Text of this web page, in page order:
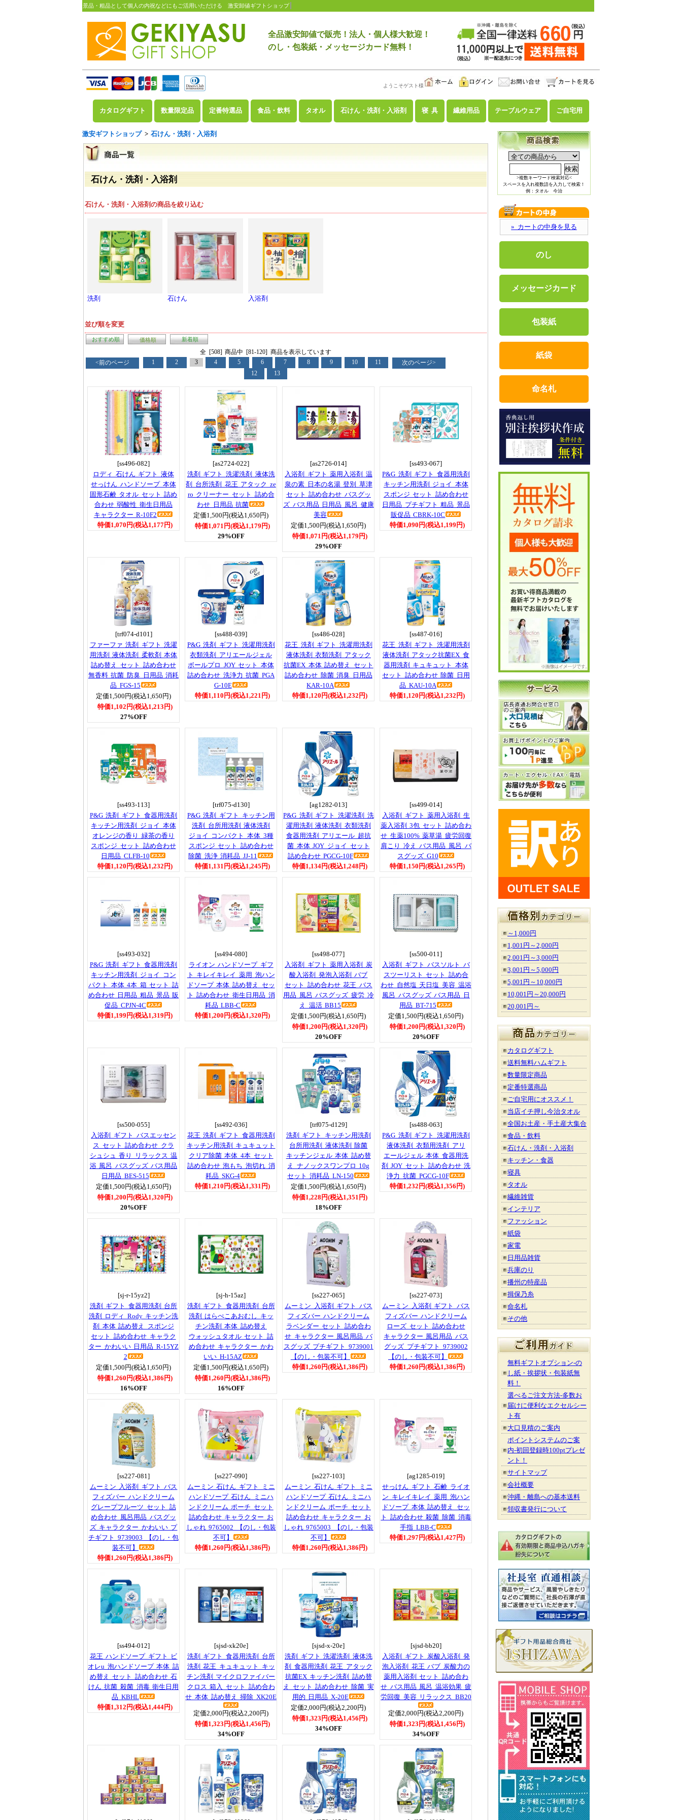
景品・粗品として個人の内祝などにもご活用いただける 激安卸値ギフトショップ
全品激安卸値で販売！法人・個人様大歓迎！
のし・包装紙・メッセージカード無料！
ようこそゲスト様
カタログギフト 数量限定品 定番特選品 食品・飲料 タオル 石けん・洗剤・入浴剤 寝 具 繊維用品 テーブルウェア ご自宅用
激安ギフトショップ>石けん・洗剤・入浴剤
石けん・洗剤・入浴剤
石けん・洗剤・入浴剤の商品を絞り込む
洗剤 石けん 入浴剤
並び順を変更
おすすめ順 価格順 新着順
<前のページ
全 [508] 商品中 [81-120] 商品を表示しています
1
2 3 4 5 6 7 8 9 10
11
12
13
次のページ>
[ss496-082]
ロディ 石けん ギフト 液体
せっけん ハンドソープ 本体
固形石鹸 タオル セット 詰め
合わせ 弱酸性 衛生日用品
キャラクター R-10F2
特価1,070円(税込1,177円)
[as2724-022]
洗剤 ギフト 洗濯洗剤 液体洗
剤 台所洗剤 花王 アタック ze
ro クリーナー セット 詰め合
わせ 日用品 抗菌
定価1,500円(税込1,650円)
特価1,071円(税込1,179円)
29%OFF
[as2726-014]
入浴剤 ギフト 薬用入浴剤 温
泉の素 日本の名湯 登別 草津
セット 詰め合わせ バスグッ
ズ バス用品 日用品 風呂 健康
美容
定価1,500円(税込1,650円)
特価1,071円(税込1,179円)
29%OFF
[ss493-067]
P&G 洗剤 ギフト 食器用洗剤
キッチン用洗剤 ジョイ 本体
スポンジ セット 詰め合わせ
日用品 プチギフト 粗品 景品
販促品 CBRK-10C
特価1,090円(税込1,199円)
[trf074-d101]
ファーファ 洗剤 ギフト 洗濯
用洗剤 液体洗剤 柔軟剤 本体
詰め替え セット 詰め合わせ
無香料 抗菌 防臭 日用品 消耗
品 FGS-15
定価1,500円(税込1,650円)
特価1,102円(税込1,213円)
27%OFF
[ss488-039]
P&G 洗剤 ギフト 洗濯用洗剤
衣類洗剤 アリエールジェル
ボールプロ JOY セット 本体
詰め合わせ 洗浄力 抗菌 PGA
G-10E
特価1,110円(税込1,221円)
[ss486-028]
花王 洗剤 ギフト 洗濯用洗剤
液体洗剤 衣類洗剤 アタック
抗菌EX 本体 詰め替え セット
詰め合わせ 除菌 消臭 日用品
KAR-10A
特価1,120円(税込1,232円)
[ss487-016]
花王 洗剤 ギフト 洗濯用洗剤
液体洗剤 アタック抗菌EX 食
器用洗剤 キュキュット 本体
セット 詰め合わせ 除菌 日用
品 KAU-10A
特価1,120円(税込1,232円)
[ss493-113]
P&G 洗剤 ギフト 食器用洗剤
キッチン用洗剤 ジョイ 本体
オレンジの香り 緑茶の香り
スポンジ セット 詰め合わせ
日用品 CLFB-10
特価1,120円(税込1,232円)
[trf075-d130]
P&G 洗剤 ギフト キッチン用
洗剤 台所用洗剤 液体洗剤
ジョイ コンパクト 本体 3種
スポンジ セット 詰め合わせ
除菌 洗浄 消耗品 JJ-11
特価1,131円(税込1,245円)
[ag1282-013]
P&G 洗剤 ギフト 洗濯洗剤 洗
濯用洗剤 液体洗剤 衣類洗剤
食器用洗剤 アリエール 超抗
菌 本体 JOY ジョイ セット
詰め合わせ PGCG-10F
特価1,134円(税込1,248円)
[ss499-014]
入浴剤 ギフト 薬用入浴剤 生
薬入浴剤 3包 セット 詰め合わ
せ 生薬100% 薬草湯 疲労回復
肩こり 冷え バス用品 風呂 バ
スグッズ G10
特価1,150円(税込1,265円)
[ss493-032]
P&G 洗剤 ギフト 食器用洗剤
キッチン用洗剤 ジョイ コン
パクト 本体 4本 箱 セット 詰
め合わせ 日用品 粗品 景品 販
促品 CPJN-4C
特価1,199円(税込1,319円)
[ss494-080]
ライオン ハンドソープ ギフ
ト キレイキレイ 薬用 泡ハン
ドソープ 本体 詰め替え セッ
ト 詰め合わせ 衛生日用品 消
耗品 LBB-C
特価1,200円(税込1,320円)
[ss498-077]
入浴剤 ギフト 薬用入浴剤 炭
酸入浴剤 発泡入浴剤 バブ
セット 詰め合わせ 花王 バス
用品 風呂 バスグッズ 疲労 冷
え 温活 BB15
定価1,500円(税込1,650円)
特価1,200円(税込1,320円)
20%OFF
[ss500-011]
入浴剤 ギフト バスソルト バ
スツーリスト セット 詰め合
わせ 自然塩 天日塩 美容 温浴
風呂 バスグッズ バス用品 日
用品 BT-715
定価1,500円(税込1,650円)
特価1,200円(税込1,320円)
20%OFF
[ss500-055]
入浴剤 ギフト バスエッセン
ス セット 詰め合わせ クラ
シュシュ 香り リラックス 温
浴 風呂 バスグッズ バス用品
日用品 BES-515
定価1,500円(税込1,650円)
特価1,200円(税込1,320円)
20%OFF
[ss492-036]
花王 洗剤 ギフト 食器用洗剤
キッチン用洗剤 キュキュット
クリア除菌 本体 4本 セット
詰め合わせ 泡もち 泡切れ 消
耗品 SKG-4
特価1,210円(税込1,331円)
[trf075-d129]
洗剤 ギフト キッチン用洗剤
台所用洗剤 液体洗剤 除菌
キッチンジェル 本体 詰め替
え ナノックスワンプロ 10g
セット 消耗品 LN-150
定価1,500円(税込1,650円)
特価1,228円(税込1,351円)
18%OFF
[ss488-063]
P&G 洗剤 ギフト 洗濯用洗剤
液体洗剤 衣類用洗剤 アリ
エールジェル 本体 食器用洗
剤 JOY セット 詰め合わせ 洗
浄力 抗菌 PGCG-10F
特価1,232円(税込1,356円)
[sj-r-15yz2]
洗剤 ギフト 食器用洗剤 台所
洗剤 ロディ Rody キッチン洗
剤 本体 詰め替え スポンジ
セット 詰め合わせ キャラク
ター かわいい 日用品 R-15YZ
2
定価1,500円(税込1,650円)
特価1,260円(税込1,386円)
16%OFF
[sj-h-15az]
洗剤 ギフト 食器用洗剤 台所
洗剤 はらぺこあおむし キッ
チン洗剤 本体 詰め替え
ウォッシュタオル セット 詰
め合わせ キャラクター かわ
いい H-15AZ
定価1,500円(税込1,650円)
特価1,260円(税込1,386円)
16%OFF
[ss227-065]
ムーミン 入浴剤 ギフト バス
フィズバー ハンドクリーム
ラベンダー セット 詰め合わ
せ キャラクター 風呂用品 バ
スグッズ プチギフト 9739001
【のし・包装不可】
特価1,260円(税込1,386円)
[ss227-073]
ムーミン 入浴剤 ギフト バス
フィズバー ハンドクリーム
ローズ セット 詰め合わせ
キャラクター 風呂用品 バス
グッズ プチギフト 9739002
【のし・包装不可】
特価1,260円(税込1,386円)
[ss227-081]
ムーミン 入浴剤 ギフト バス
フィズバー ハンドクリーム
グレープフルーツ セット 詰
め合わせ 風呂用品 バスグッ
ズ キャラクター かわいい プ
チギフト 9739003 【のし・包
装不可】
特価1,260円(税込1,386円)
[ss227-090]
ムーミン 石けん ギフト ミニ
ハンドソープ 石けん ミニハ
ンドクリーム ポーチ セット
詰め合わせ キャラクター お
しゃれ 9765002 【のし・包装
不可】
特価1,260円(税込1,386円)
[ss227-103]
ムーミン 石けん ギフト ミニ
ハンドソープ 石けん ミニハ
ンドクリーム ポーチ セット
詰め合わせ キャラクター お
しゃれ 9765003 【のし・包装
不可】
特価1,260円(税込1,386円)
[ag1285-019]
せっけん ギフト 石鹸 ライオ
ン キレイキレイ 薬用 泡ハン
ドソープ 本体 詰め替え セッ
ト 詰め合わせ 殺菌 除菌 消毒
手指 LBB-C
特価1,297円(税込1,427円)
[ss494-012]
花王 ハンドソープ ギフト ビ
オレu 泡ハンドソープ 本体 詰
め替え セット 詰め合わせ 石
けん 抗菌 殺菌 消毒 衛生日用
品 KBHL
特価1,312円(税込1,444円)
[sjsd-xk20e]
洗剤 ギフト 食器用洗剤 台所
洗剤 花王 キュキュット キッ
チン洗剤 マイクロファイバー
クロス 箱入 セット 詰め合わ
せ 本体 詰め替え 掃除 XK20E
定価2,000円(税込2,200円)
特価1,323円(税込1,456円)
34%OFF
[sjsd-x-20e]
洗剤 ギフト 洗濯洗剤 液体洗
剤 食器用洗剤 花王 アタック
抗菌EX キッチン洗剤 詰め替
え セット 詰め合わせ 除菌 実
用的 日用品 X-20E
定価2,000円(税込2,200円)
特価1,323円(税込1,456円)
34%OFF
[sjsd-bb20]
入浴剤 ギフト 炭酸入浴剤 発
泡入浴剤 花王 バブ 炭酸力の
薬用入浴剤 セット 詰め合わ
せ バス用品 風呂 温浴効果 疲
労回復 美容 リラックス BB20
定価2,000円(税込2,200円)
特価1,323円(税込1,456円)
34%OFF
>複数キーワード検索対応<
スペースを入れ複数語を入力して検索！
例：タオル 今治
» カートの中身を見る
のし
メッセージカード
包装紙
紙袋
命名札
～1,000円
1,001円～2,000円
2,001円～3,000円
3,001円～5,000円
5,001円～10,000円
10,001円～20,000円
20,001円～
カタログギフト
送料無料ハムギフト
数量限定商品
定番特選商品
ご自宅用にオススメ！
当店イチ押し今治タオル
全国お土産・手土産大集合
食品・飲料
石けん・洗剤・入浴剤
キッチン・食器
寝具
タオル
繊維雑貨
インテリア
ファッション
紙袋
家電
日用品雑貨
兵庫のり
播州の特産品
揖保乃糸
命名札
その他
無料ギフトオプション-の
し紙・挨拶状・包装紙無
料！
選べるご注文方法-多数お
届けに便利なエクセルシー
ト有
大口見積のご案内
ポイントシステムのご案
内-初回登録時100ptプレゼ
ント！
サイトマップ
会社概要
沖縄・離島への基本送料
領収書発行について